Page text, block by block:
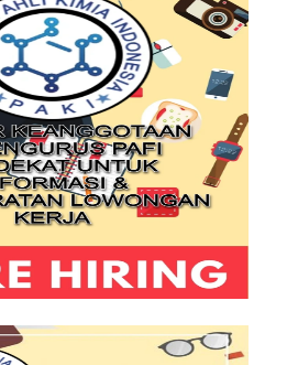
SEGERA TEKNISI
PT.INDAH JAYA
SAWIT
KETENTUAN LIHAT
BROSUR